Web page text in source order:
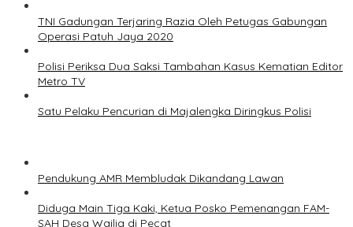
TNI Gadungan Terjaring Razia Oleh Petugas Gabungan
Operasi Patuh Jaya 2020
Polisi Periksa Dua Saksi Tambahan Kasus Kematian Editor
Metro TV
Satu Pelaku Pencurian di Majalengka Diringkus Polisi
Pendukung AMR Membludak Dikandang Lawan
Diduga Main Tiga Kaki, Ketua Posko Pemenangan FAM-
SAH Desa Wailia di Pecat